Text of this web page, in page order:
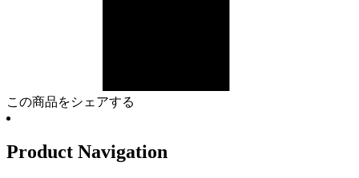
この商品をシェアする
Product Navigation